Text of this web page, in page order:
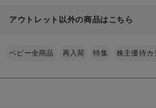
アウトレット以外の商品はこちら
ベビー全商品 再入荷 特集 株主優待カ